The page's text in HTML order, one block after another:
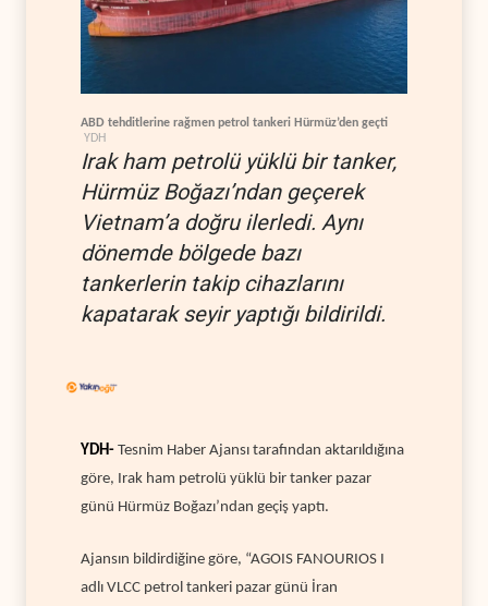
ABD tehditlerine rağmen petrol tankeri Hürmüz’den geçti
YDH
Irak ham petrolü yüklü bir tanker,
Hürmüz Boğazı’ndan geçerek
Vietnam’a doğru ilerledi. Aynı
dönemde bölgede bazı
tankerlerin takip cihazlarını
kapatarak seyir yaptığı bildirildi.
YDH- Tesnim Haber Ajansı tarafından aktarıldığına
göre, Irak ham petrolü yüklü bir tanker pazar
günü Hürmüz Boğazı’ndan geçiş yaptı.
Ajansın bildirdiğine göre, “AGOIS FANOURIOS I
adlı VLCC petrol tankeri pazar günü İran